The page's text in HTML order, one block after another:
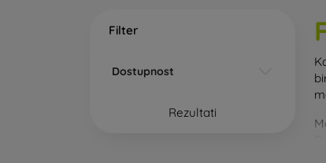
Filter
Dostupnost
Rezultati